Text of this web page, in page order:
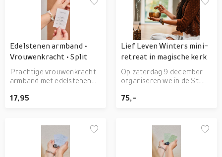
Edelstenen armband •
Vrouwenkracht • Split
Prachtige vrouwenkracht
armband met edelstenen
Morganiet.
17,95
Lief Leven Winters mini-
retreat in magische kerk
Op zaterdag 9 december
organiseren we in de St.
een winters mini-retreat.
verbinden en genieten. Met
meditaties, breathwork en
75,-